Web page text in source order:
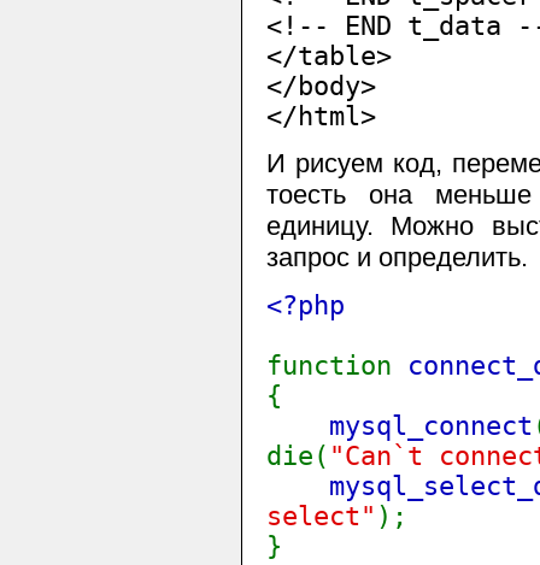
<!-- END t_data
</table>
</body>
</html>
И рисуем код,
тоесть она
единицу. Мoжно
запрос и определить.
<?php
function
{
mysql_connect
die( "Can`t
select" );
}